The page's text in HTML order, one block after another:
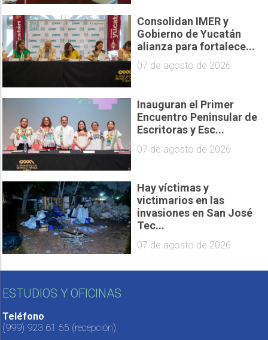
Consolidan IMER y
Gobierno de Yucatán
alianza para fortalece...
07 de agosto de 2026
Inauguran el Primer
Encuentro Peninsular de
Escritoras y Esc...
07 de agosto de 2026
Hay víctimas y
victimarios en las
invasiones en San José
Tec...
07 de agosto de 2026
ESTUDIOS Y OFICINAS
Teléfono
(999) 923 61 55 (recepción)